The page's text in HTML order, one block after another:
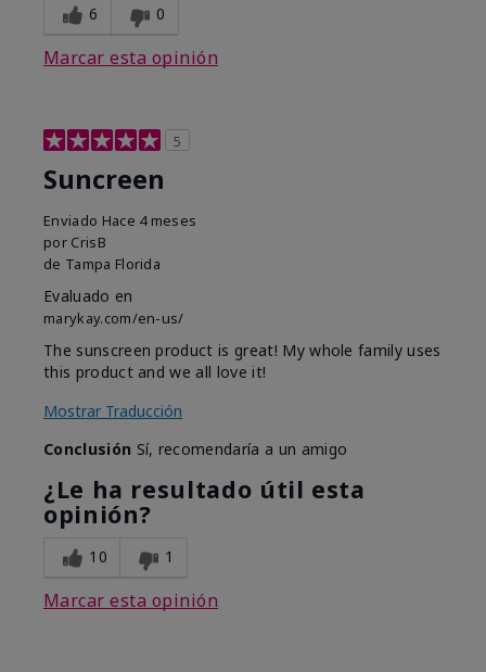
6 0
Marcar esta opinión
5
Suncreen
Enviado Hace 4 meses
por CrisB
de Tampa Florida
Evaluado en
marykay.com/en-us/
The sunscreen product is great! My whole family uses
this product and we all love it!
Mostrar Traducción
Conclusión Sí, recomendaría a un amigo
¿Le ha resultado útil esta
opinión?
10 1
Marcar esta opinión